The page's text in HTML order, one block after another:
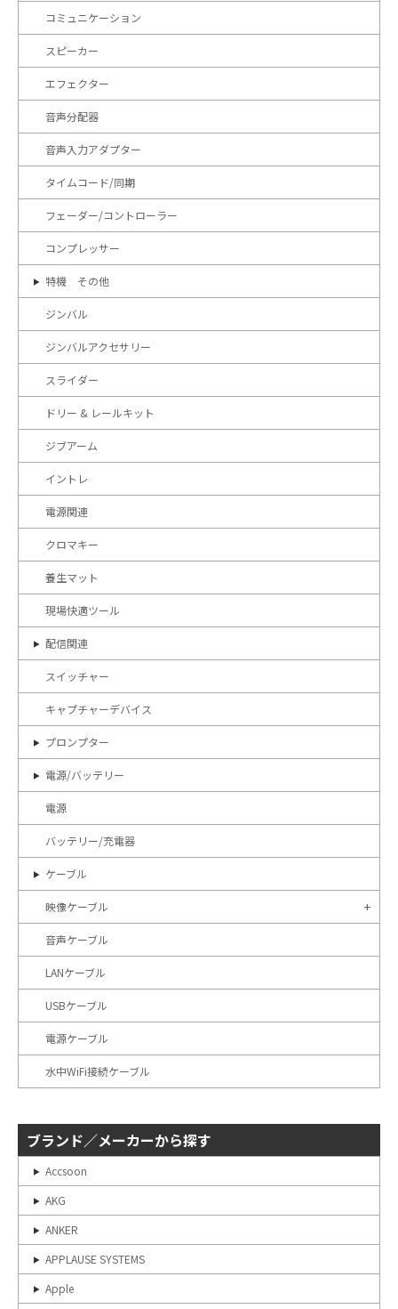
コミュニケーション
スピーカー
エフェクター
音声分配器
音声入力アダプター
タイムコード/同期
フェーダー/コントローラー
コンプレッサー
特機 その他
ジンバル
ジンバルアクセサリー
スライダー
ドリー & レールキット
ジブアーム
イントレ
電源関連
クロマキー
養生マット
現場快適ツール
配信関連
スイッチャー
キャプチャーデバイス
プロンプター
電源/バッテリー
電源
バッテリー/充電器
ケーブル
映像ケーブル
音声ケーブル
LANケーブル
USBケーブル
電源ケーブル
水中WiFi接続ケーブル
ブランド／メーカーから探す
Accsoon
AKG
ANKER
APPLAUSE SYSTEMS
Apple